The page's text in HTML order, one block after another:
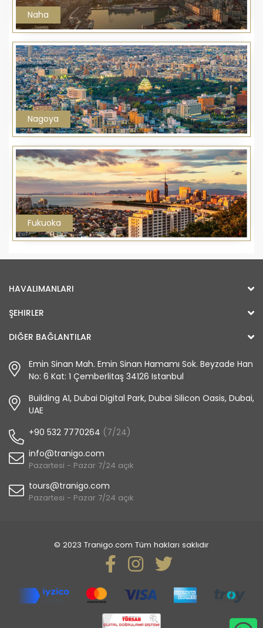
Naha
Nagoya
Fukuoka
HAVALIMANLARI
ŞEHIRLER
DIĞER BAĞLANTILAR
Emin Sinan Mah. Emin Sinan Hamamı Sok. Beyzade Han
No: 6 Kat: 1 Çemberlitaş 34126 Istanbul
Building A1, Dubai Digital Park, Dubai Silicon Oasis, Dubai,
UAE
+90 532 7770264 (7/24)
info@tranigo.com
Pazartesi - Pazar 7/24 açık
tours@tranigo.com
Pazartesi - Pazar 7/24 açık
© 2023 Tranigo.com Tüm hakları saklıdır